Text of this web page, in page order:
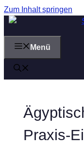
Zum Inhalt springen
Menü
Praxis-